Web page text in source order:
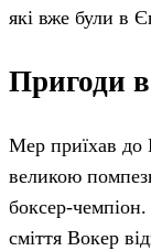
які вже були в
Пригоди
Мер приїхав до
великою
боксер-чемпіон.
сміття Вокер